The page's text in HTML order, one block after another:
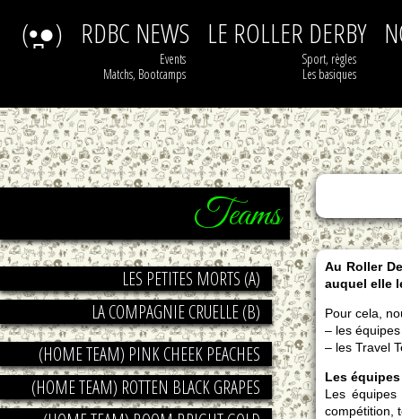
(•̪●) RDBC NEWS
Events
Matchs, Bootcamps
LE ROLLER DERBY
Sport, règles
Les basiques
Teams
LES PETITES MORTS (A)
LA COMPAGNIE CRUELLE (B)
(HOME TEAM) PINK CHEEK PEACHES
(HOME TEAM) ROTTEN BLACK GRAPES
Au Roller
auquel elle
Pour cela,
– les
– les Travel
Les
Les
compétition,